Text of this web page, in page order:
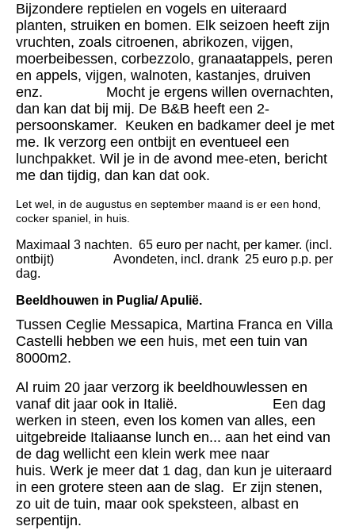
Bijzondere reptielen en vogels en uiteraard
planten, struiken en bomen. Elk seizoen heeft zijn
vruchten, zoals citroenen, abrikozen, vijgen,
moerbeibessen, corbezzolo, granaatappels, peren
en appels, vijgen, walnoten, kastanjes, druiven
enz. Mocht je ergens willen overnachten,
dan kan dat bij mij. De B&B heeft een 2-
persoonskamer. Keuken en badkamer deel je met
me. Ik verzorg een ontbijt en eventueel een
lunchpakket. Wil je in de avond mee-eten, bericht
me dan tijdig, dan kan dat ook.
Let wel, in de augustus en september maand is er een hond,
cocker spaniel, in huis.
Maximaal 3 nachten. 65 euro per nacht, per kamer. (incl.
ontbijt) Avondeten, incl. drank 25 euro p.p. per
dag.
Beeldhouwen in Puglia/ Apulië.
Tussen Ceglie Messapica, Martina Franca en Villa
Castelli hebben we een huis, met een tuin van
8000m2.
Al ruim 20 jaar verzorg ik beeldhouwlessen en
vanaf dit jaar ook in Italië. Een dag
werken in steen, even los komen van alles, een
uitgebreide Italiaanse lunch en... aan het eind van
de dag wellicht een klein werk mee naar
huis. Werk je meer dat 1 dag, dan kun je uiteraard
in een grotere steen aan de slag. Er zijn stenen,
zo uit de tuin, maar ook speksteen, albast en
serpentijn.